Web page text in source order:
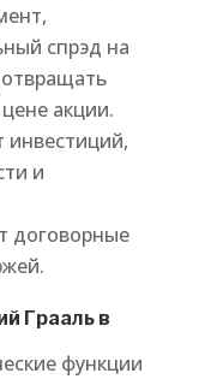
спрэд на
акции.
и
договорные
Грааль в
функции